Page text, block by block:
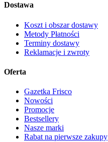
Dostawa
Koszt i obszar dostawy
Metody Płatności
Terminy dostawy
Reklamacje i zwroty
Oferta
Gazetka Frisco
Nowości
Promocje
Bestsellery
Nasze marki
Rabat na pierwsze zakupy